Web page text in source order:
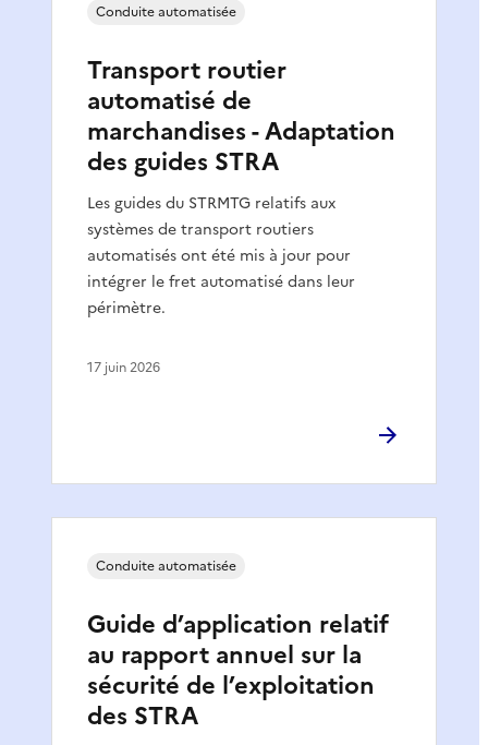
Transport routier
automatisé de
marchandises - Adaptation
des guides STRA
Les guides du STRMTG relatifs aux
systèmes de transport routiers
automatisés ont été mis à jour pour
intégrer le fret automatisé dans leur
périmètre.
Conduite automatisée
17 juin 2026
Guide d’application relatif
au rapport annuel sur la
sécurité de l’exploitation
des STRA
Conduite automatisée